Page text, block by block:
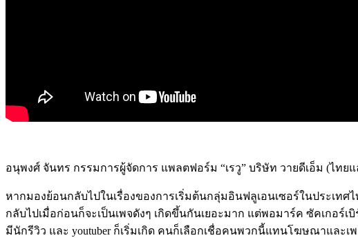
อนุพงศ์ จันทร กรรมการผู้จัดการ แพลตฟอร์ม “เรวู” บริษัท วายดีเอ็ม (ไทย
หากมองย้อนกลับไปในเรื่องของการเริ่มต้นกลุ่มอินฟลูเอนเซอร์ในประเทศ
กลับไปเมื่อก่อนก็จะเป็นเพจดังๆ เกิดขึ้นกันเยอะมาก แต่พอมาร์ค ซัคเกอร์
มีนักรีวิว และ youtuber ก็เริ่มเกิด คนก็เลือกเชื่อคนพวกนี้แทนโฆษณาและเพ